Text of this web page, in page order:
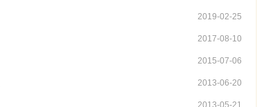
2019-02-25
2017-08-10
2015-07-06
2013-06-20
2013-05-21